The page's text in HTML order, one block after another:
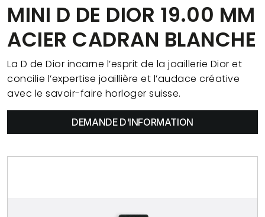
MINI D DE DIOR 19.00 MM
ACIER CADRAN BLANCHE
La D de Dior incarne l’esprit de la joaillerie Dior et
concilie l’expertise joaillière et l’audace créative
avec le savoir-faire horloger suisse.
DEMANDE D'INFORMATION